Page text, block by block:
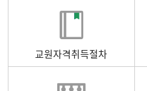
교원자격취득절차